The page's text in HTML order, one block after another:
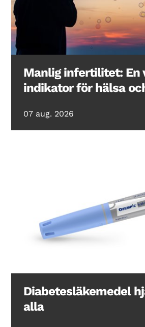
Manlig infertilitet: En
indikator för hälsa
07 aug. 2026
Diabetesläkemedel
alla